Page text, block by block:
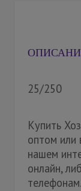
25/250
Купить
оптом или
нашем
онлайн,
телефонам.